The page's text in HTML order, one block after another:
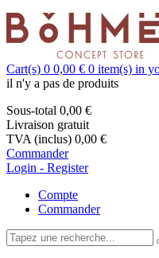
Cart(s) 0 0,00 € 0 item(s) in
il n'y a pas de produits
Sous-total 0,00 €
Livraison gratuit
TVA (inclus) 0,00 €
Commander
Login - Register
Compte
Commander